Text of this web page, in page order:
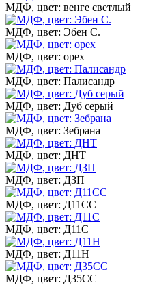
МДФ, цвет: венге светлый
МДФ, цвет: Эбен С.
МДФ, цвет: орех
МДФ, цвет: Палисандр
МДФ, цвет: Дуб серый
МДФ, цвет: Зебрана
МДФ, цвет: ДНТ
МДФ, цвет: ДЗП
МДФ, цвет: Д11СС
МДФ, цвет: Д11С
МДФ, цвет: Д11Н
МДФ, цвет: Д35СС